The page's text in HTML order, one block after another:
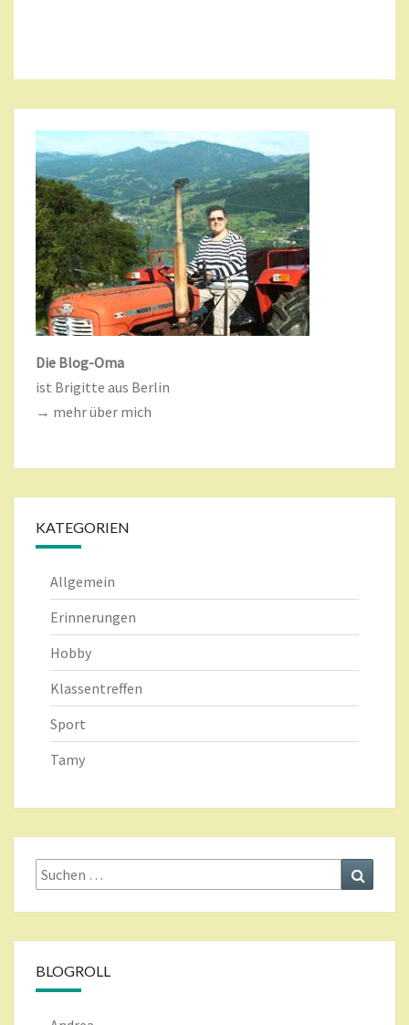
Die Blog-Oma
ist Brigitte aus Berlin
→ mehr über mich
KATEGORIEN
Allgemein
Erinnerungen
Hobby
Klassentreffen
Sport
Tamy
Suche
nach:
BLOGROLL